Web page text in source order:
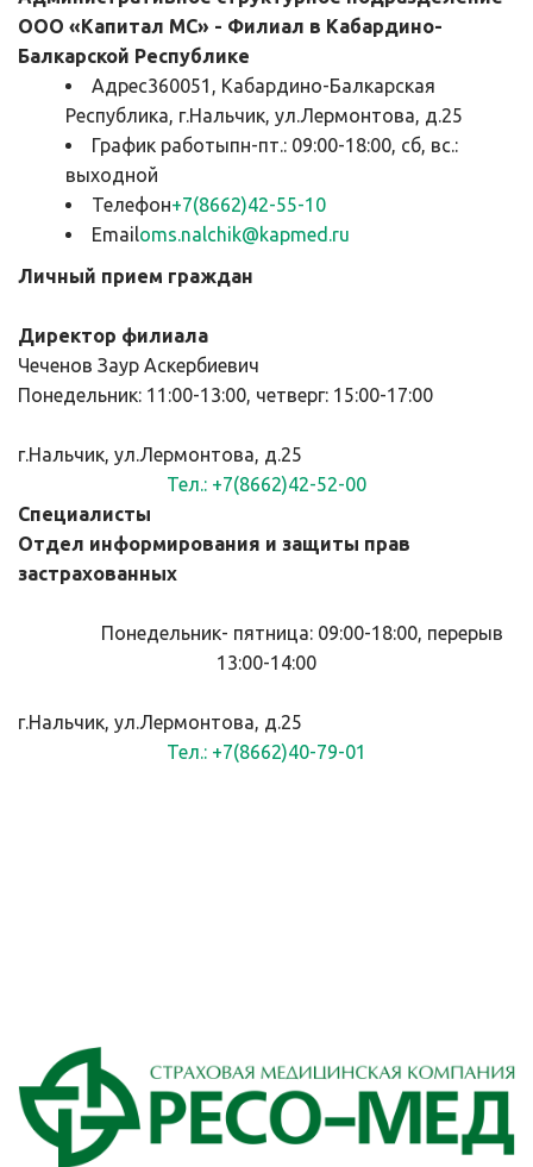
ООО «Капитал МС» - Филиал в Кабардино-
Балкарской Республике
Адрес360051, Кабардино-Балкарская
Республика, г.Нальчик, ул.Лермонтова, д.25
График работыпн-пт.: 09:00-18:00, сб, вс.:
выходной
Телефон+7(8662)42-55-10
Emailoms.nalchik@kapmed.ru
Личный прием граждан
Директор филиала
Чеченов Заур Аскербиевич
Понедельник: 11:00-13:00, четверг: 15:00-17:00
г.Нальчик, ул.Лермонтова, д.25
Тел.: +7(8662)42-52-00
Специалисты
Отдел информирования и защиты прав
застрахованных
13:00-14:00
г.Нальчик, ул.Лермонтова, д.25
Тел.: +7(8662)40-79-01